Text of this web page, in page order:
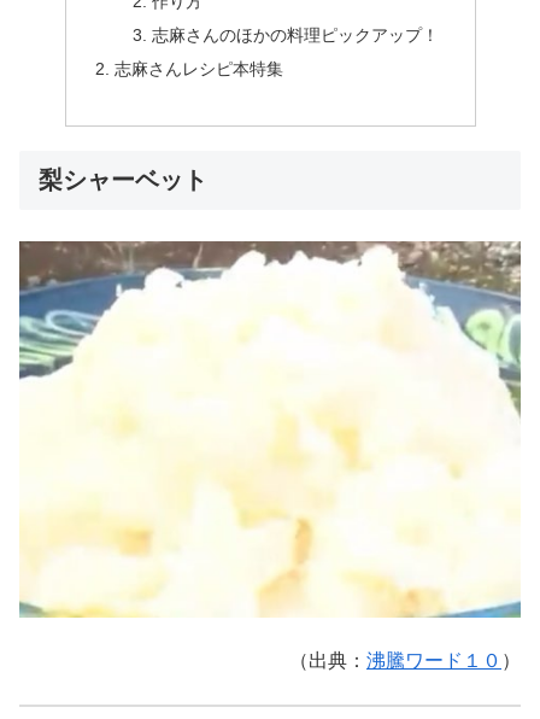
志麻さんのほかの料理ピックアップ！
志麻さんレシピ本特集
梨シャーベット
（出典： 沸騰ワード１０ ）